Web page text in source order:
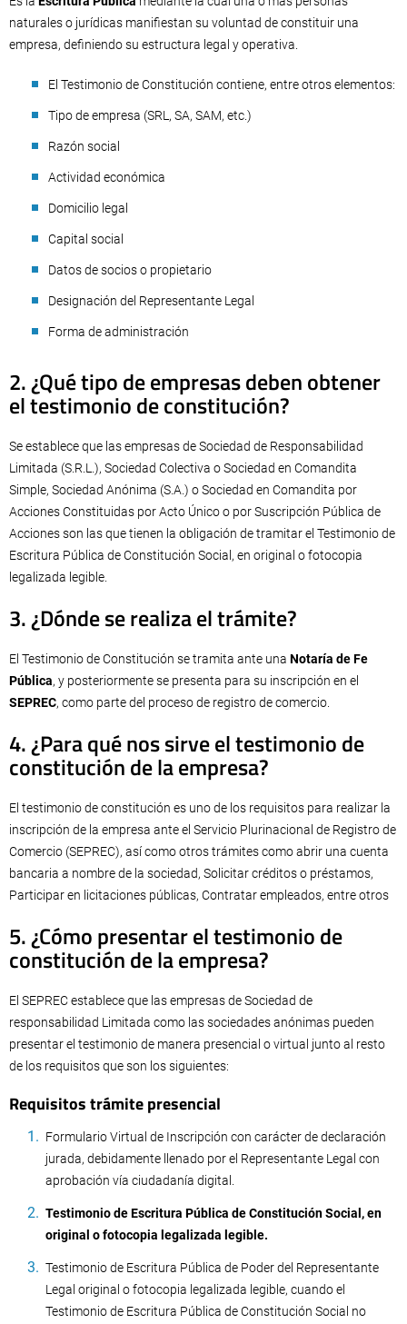
naturales o jurídicas manifiestan su voluntad de constituir una
empresa, definiendo su estructura legal y operativa.
El Testimonio de Constitución contiene, entre otros elementos:
Tipo de empresa (SRL, SA, SAM, etc.)
Razón social
Actividad económica
Domicilio legal
Capital social
Datos de socios o propietario
Designación del Representante Legal
Forma de administración
2. ¿Qué tipo de empresas deben obtener
el testimonio de constitución?
Se establece que las empresas de Sociedad de Responsabilidad
Limitada (S.R.L.), Sociedad Colectiva o Sociedad en Comandita
Simple, Sociedad Anónima (S.A.) o Sociedad en Comandita por
Acciones Constituidas por Acto Único o por Suscripción Pública de
Acciones son las que tienen la obligación de tramitar el Testimonio de
Escritura Pública de Constitución Social, en original o fotocopia
legalizada legible.
3. ¿Dónde se realiza el trámite?
El Testimonio de Constitución se tramita ante una Notaría de Fe
Pública, y posteriormente se presenta para su inscripción en el
SEPREC, como parte del proceso de registro de comercio.
4.¿Para qué nos sirve el testimonio de
constitución de la empresa?
El testimonio de constitución es uno de los requisitos para realizar la
inscripción de la empresa ante el Servicio Plurinacional de Registro de
Comercio (SEPREC), así como otros trámites como abrir una cuenta
bancaria a nombre de la sociedad, Solicitar créditos o préstamos,
Participar en licitaciones públicas, Contratar empleados, entre otros
5. ¿Cómo presentar el testimonio de
constitución de la empresa?
El SEPREC establece que las empresas de Sociedad de
responsabilidad Limitada como las sociedades anónimas pueden
presentar el testimonio de manera presencial o virtual junto al resto
de los requisitos que son los siguientes:
Requisitos trámite presencial
Formulario Virtual de Inscripción con carácter de declaración
jurada, debidamente llenado por el Representante Legal con
aprobación vía ciudadanía digital.
Testimonio de Escritura Pública de Constitución Social, en
original o fotocopia legalizada legible.
Testimonio de Escritura Pública de Poder del Representante
Legal original o fotocopia legalizada legible, cuando el
Testimonio de Escritura Pública de Constitución Social no